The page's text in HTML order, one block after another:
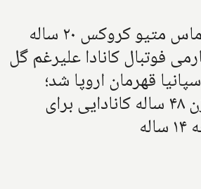
ترامپ از ترور توماس متیو کروکس ۲۰ ساله
فوتبال کانادا علیرغم گل
قهرمان اروپا شد؛
دستگیری معلم زن ۴۸ ساله کانادایی برای